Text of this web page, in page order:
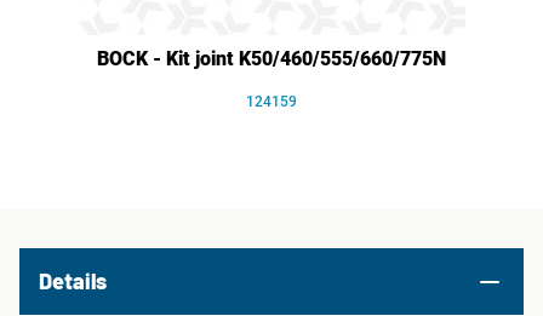
BOCK - Kit joint K50/460/555/660/775N
124159
Details